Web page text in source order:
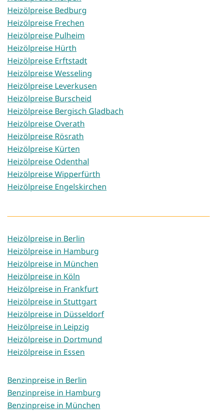
Heizölpreise Bedburg
Heizölpreise Frechen
Heizölpreise Pulheim
Heizölpreise Hürth
Heizölpreise Erftstadt
Heizölpreise Wesseling
Heizölpreise Leverkusen
Heizölpreise Burscheid
Heizölpreise Bergisch Gladbach
Heizölpreise Overath
Heizölpreise Rösrath
Heizölpreise Kürten
Heizölpreise Odenthal
Heizölpreise Wipperfürth
Heizölpreise Engelskirchen
Heizölpreise in Berlin
Heizölpreise in Hamburg
Heizölpreise in München
Heizölpreise in Köln
Heizölpreise in Frankfurt
Heizölpreise in Stuttgart
Heizölpreise in Düsseldorf
Heizölpreise in Leipzig
Heizölpreise in Dortmund
Heizölpreise in Essen
Benzinpreise in Berlin
Benzinpreise in Hamburg
Benzinpreise in München